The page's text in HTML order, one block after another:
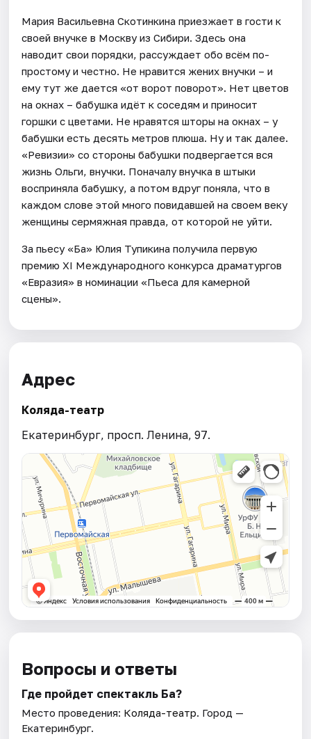
Мария Васильевна Скотинкина приезжает в гости к
своей внучке в Москву из Сибири. Здесь она
наводит свои порядки, рассуждает обо всём по-
простому и честно. Не нравится жених внучки – и
ему тут же дается «от ворот поворот». Нет цветов
на окнах – бабушка идёт к соседям и приносит
горшки с цветами. Не нравятся шторы на окнах – у
бабушки есть десять метров плюша. Ну и так далее.
«Ревизии» со стороны бабушки подвергается вся
жизнь Ольги, внучки. Поначалу внучка в штыки
восприняла бабушку, а потом вдруг поняла, что в
каждом слове этой много повидавшей на своем веку
женщины сермяжная правда, от которой не уйти.
За пьесу «Ба» Юлия Тупикина получила первую
премию XI Международного конкурса драматургов
«Евразия» в номинации «Пьеса для камерной
сцены».
Адрес
Коляда-театр
Екатеринбург, просп. Ленина, 97.
Вопросы и ответы
Где пройдет спектакль Ба?
Место проведения: Коляда-театр. Город —
Екатеринбург.